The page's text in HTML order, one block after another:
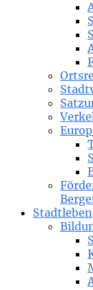
Stadtleben